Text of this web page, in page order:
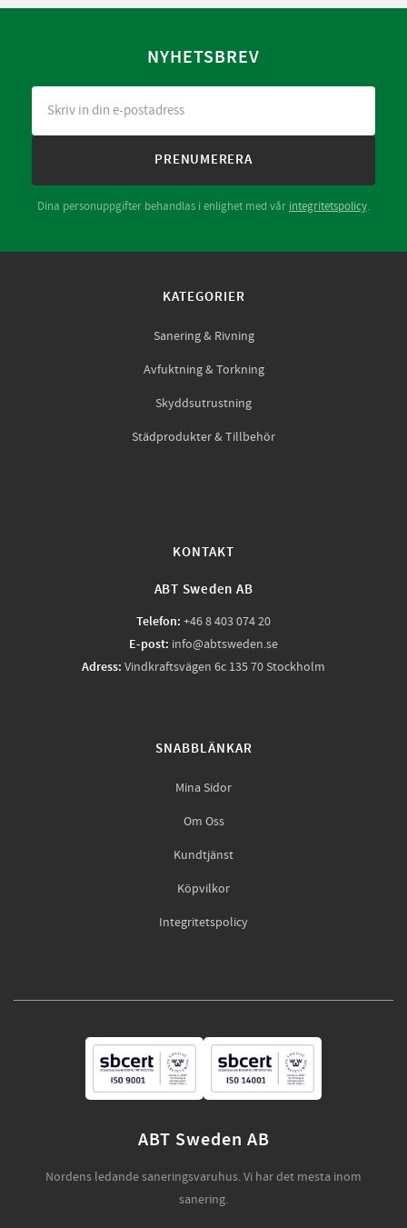
NYHETSBREV
PRENUMERERA
Dina personuppgifter behandlas i enlighet med vår integritetspolicy.
KATEGORIER
Sanering & Rivning
Avfuktning & Torkning
Skyddsutrustning
Städprodukter & Tillbehör
KONTAKT
ABT Sweden AB
Telefon: +46 8 403 074 20
E-post: info@abtsweden.se
Adress: Vindkraftsvägen 6c 135 70 Stockholm
SNABBLÄNKAR
Mina Sidor
Om Oss
Kundtjänst
Köpvilkor
Integritetspolicy
ABT Sweden AB
Nordens ledande saneringsvaruhus. Vi har det mesta inom
sanering.